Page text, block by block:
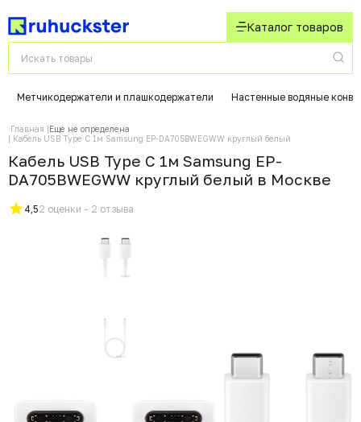
Каталог товаров
Метчикодержатели и плашкодержатели Настенные водяные
Главная
Еще не определена
Кабель USB Type C 1м Samsung EP-DA705BWEGWW круглый белый
Кабель USB Type C 1м Samsung EP-
DA705BWEGWW круглый белый в Москвe
4,52 оценки - 2 отзыва